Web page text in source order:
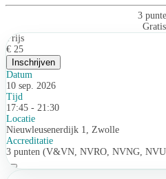
3
Gratis
Prijs
€ 25
Inschrijven
Datum
10 sep. 2026
Tijd
17:45 - 21:30
Locatie
Nieuwleusenerdijk 1, Zwolle
Accreditatie
3 punten (V&VN, NVRO, NVNG,